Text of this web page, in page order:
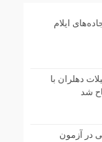
جاده‌های ایلام
دهلران با
شد
ایلامی در آزمون